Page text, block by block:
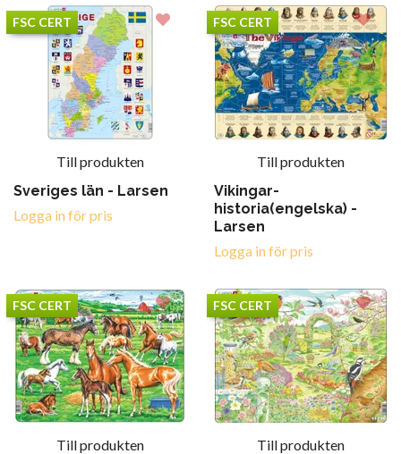
FSC CERT
Till produkten
Sveriges län - Larsen
Logga in för pris
FSC CERT
Till produkten
Vikingar-
historia(engelska) -
Larsen
Logga in för pris
FSC CERT
Till produkten
FSC CERT
Till produkten